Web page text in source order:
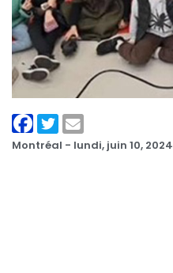
Montréal - lundi, juin 10, 2024